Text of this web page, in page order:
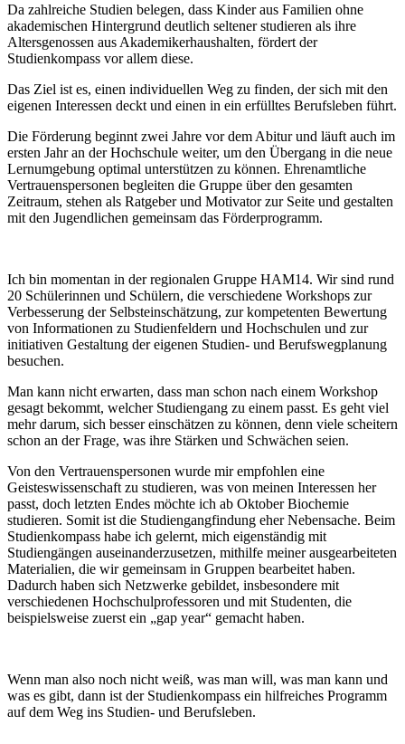
Da zahlreiche Studien belegen, dass Kinder aus Familien ohne
akademischen Hintergrund deutlich seltener studieren als ihre
Altersgenossen aus Akademikerhaushalten, fördert der
Studienkompass vor allem diese.
Das Ziel ist es, einen individuellen Weg zu finden, der sich mit den
eigenen Interessen deckt und einen in ein erfülltes Berufsleben führt.
Die Förderung beginnt zwei Jahre vor dem Abitur und läuft auch im
ersten Jahr an der Hochschule weiter, um den Übergang in die neue
Lernumgebung optimal unterstützen zu können. Ehrenamtliche
Vertrauenspersonen begleiten die Gruppe über den gesamten
Zeitraum, stehen als Ratgeber und Motivator zur Seite und gestalten
mit den Jugendlichen gemeinsam das Förderprogramm.
Ich bin momentan in der regionalen Gruppe HAM14. Wir sind rund
20 Schülerinnen und Schülern, die verschiedene Workshops zur
Verbesserung der Selbsteinschätzung, zur kompetenten Bewertung
von Informationen zu Studienfeldern und Hochschulen und zur
initiativen Gestaltung der eigenen Studien- und Berufswegplanung
besuchen.
Man kann nicht erwarten, dass man schon nach einem Workshop
gesagt bekommt, welcher Studiengang zu einem passt. Es geht viel
mehr darum, sich besser einschätzen zu können, denn viele scheitern
schon an der Frage, was ihre Stärken und Schwächen seien.
Von den Vertrauenspersonen wurde mir empfohlen eine
Geisteswissenschaft zu studieren, was von meinen Interessen her
passt, doch letzten Endes möchte ich ab Oktober Biochemie
studieren. Somit ist die Studiengangfindung eher Nebensache. Beim
Studienkompass habe ich gelernt, mich eigenständig mit
Studiengängen auseinanderzusetzen, mithilfe meiner ausgearbeiteten
Materialien, die wir gemeinsam in Gruppen bearbeitet haben.
Dadurch haben sich Netzwerke gebildet, insbesondere mit
verschiedenen Hochschulprofessoren und mit Studenten, die
beispielsweise zuerst ein „gap year“ gemacht haben.
Wenn man also noch nicht weiß, was man will, was man kann und
was es gibt, dann ist der Studienkompass ein hilfreiches Programm
auf dem Weg ins Studien- und Berufsleben.